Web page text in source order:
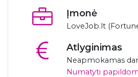
Įmonė
LoveJob.lt
Atlyginimas
Neapmokamas
Numatyti